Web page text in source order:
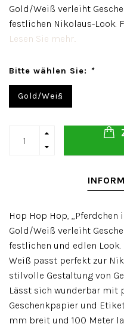
Gold/Weiß verleiht
festlichen Nikolaus-Look.
Lesen Sie mehr..
Bitte wählen Sie: *
Gold/Wei§
Hop Hop Hop, „Pferdchen
Gold/Weiß verleiht
festlichen und edlen
Weiß passt perfekt zur
stilvolle Gestaltung von
Lässt sich wunderbar mit
Geschenkpapier und
mm breit und 100 Meter